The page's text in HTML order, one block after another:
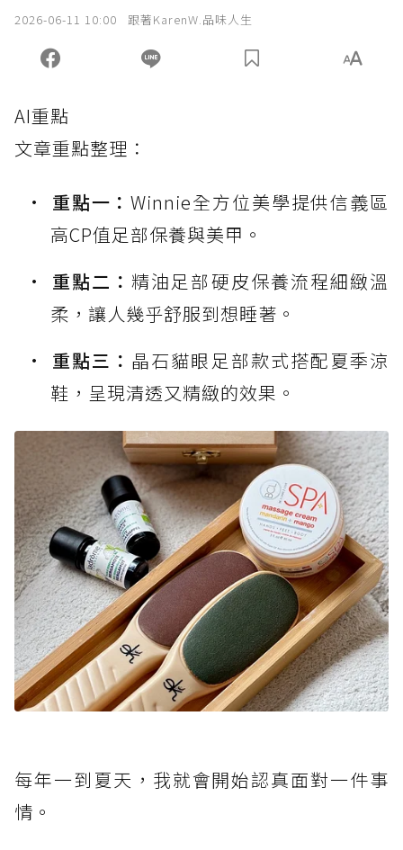
2026-06-11 10:00 跟著KarenW.品味人生
AI重點
文章重點整理：
重點一：Winnie全方位美學提供信義區
高CP值足部保養與美甲。
重點二：精油足部硬皮保養流程細緻溫
柔，讓人幾乎舒服到想睡著。
重點三： 晶石貓眼足部款式搭配夏季涼
鞋，呈現清透又精緻的效果。
每年一到夏天，我就會開始認真面對一件事
情。